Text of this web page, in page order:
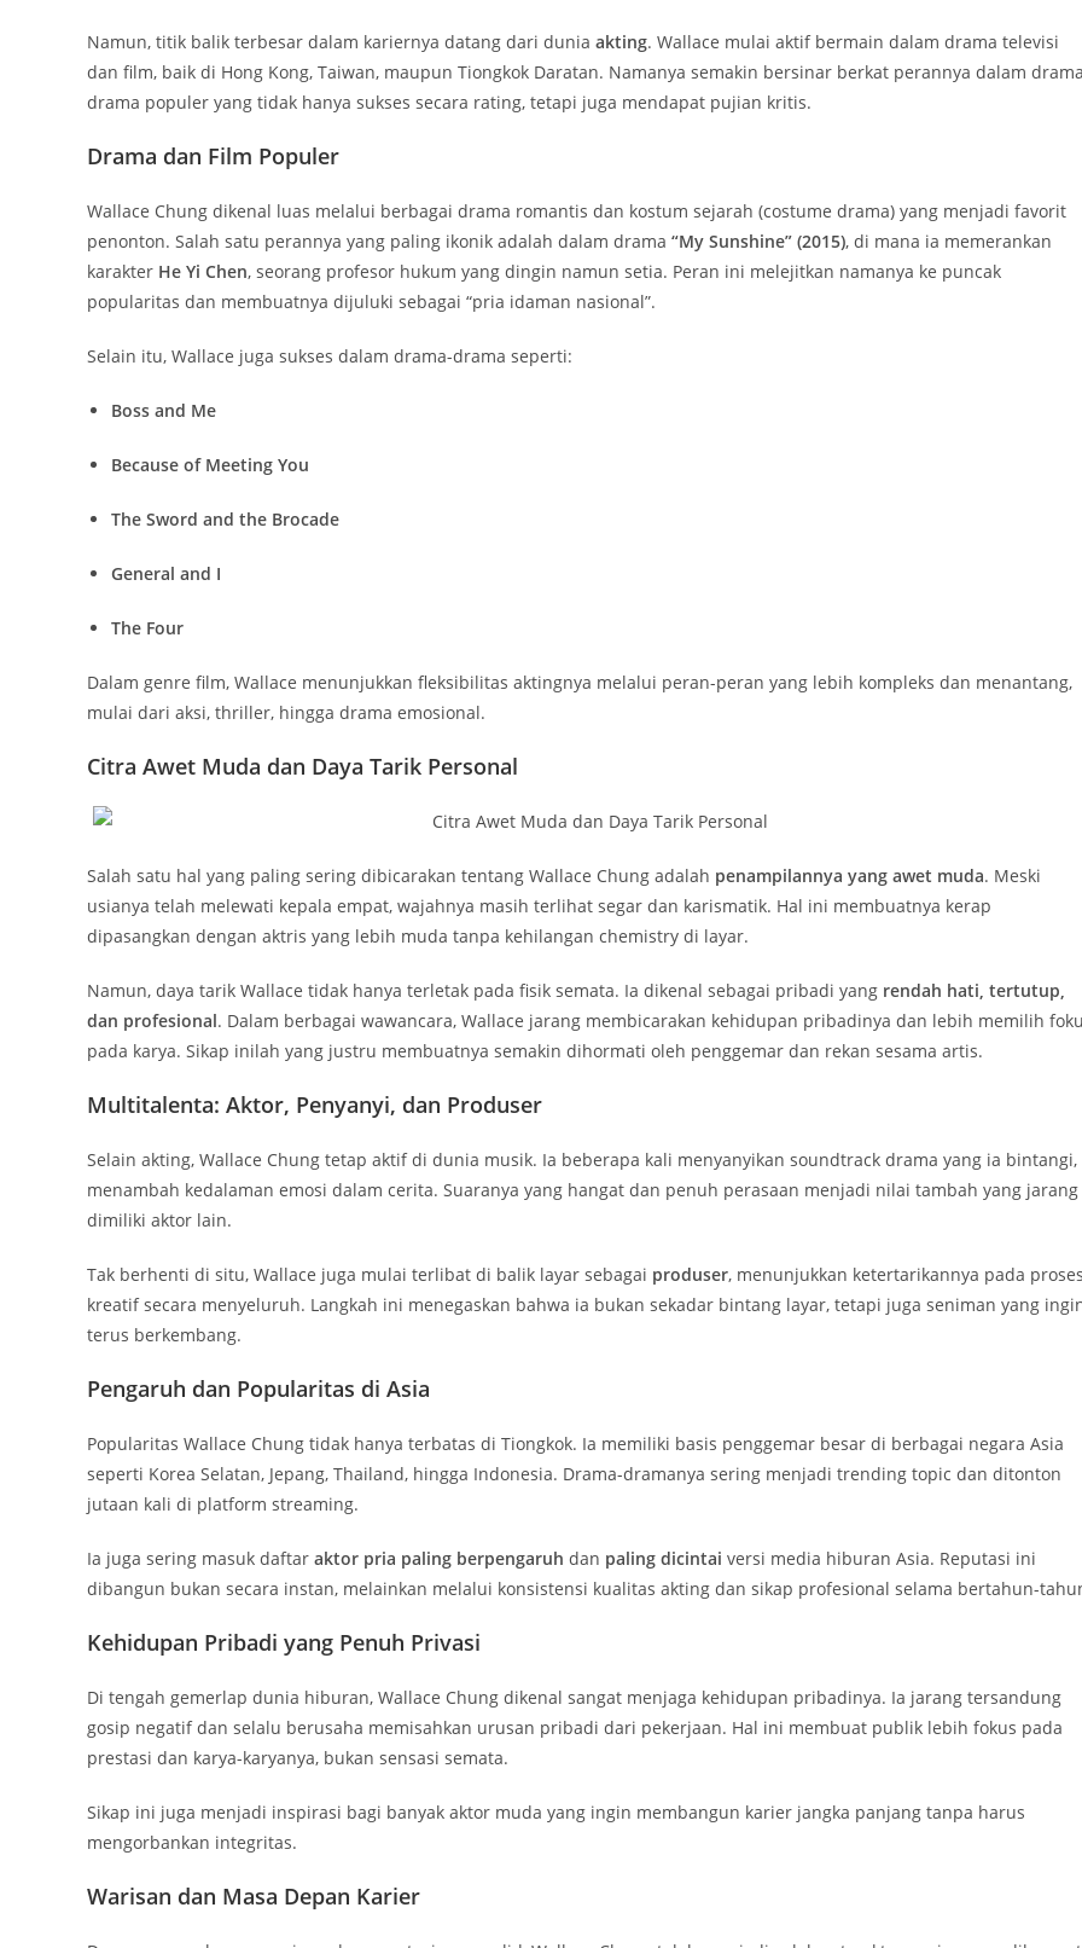
Namun, titik balik terbesar dalam kariernya datang dari dunia akting. Wallace mulai aktif bermain dalam drama televisi
dan film, baik di Hong Kong, Taiwan, maupun Tiongkok Daratan. Namanya semakin bersinar berkat perannya dalam
drama populer yang tidak hanya sukses secara rating, tetapi juga mendapat pujian kritis.
Drama dan Film Populer
Wallace Chung dikenal luas melalui berbagai drama romantis dan kostum sejarah (costume drama) yang menjadi favorit
penonton. Salah satu perannya yang paling ikonik adalah dalam drama “My Sunshine” (2015), di mana ia memerankan
karakter He Yi Chen, seorang profesor hukum yang dingin namun setia. Peran ini melejitkan namanya ke puncak
popularitas dan membuatnya dijuluki sebagai “pria idaman nasional”.
Selain itu, Wallace juga sukses dalam drama-drama seperti:
Boss and Me
Because of Meeting You
The Sword and the Brocade
General and I
The Four
Dalam genre film, Wallace menunjukkan fleksibilitas aktingnya melalui peran-peran yang lebih kompleks dan menantang,
mulai dari aksi, thriller, hingga drama emosional.
Citra Awet Muda dan Daya Tarik Personal
Salah satu hal yang paling sering dibicarakan tentang Wallace Chung adalah penampilannya yang awet muda. Meski
usianya telah melewati kepala empat, wajahnya masih terlihat segar dan karismatik. Hal ini membuatnya kerap
dipasangkan dengan aktris yang lebih muda tanpa kehilangan chemistry di layar.
Namun, daya tarik Wallace tidak hanya terletak pada fisik semata. Ia dikenal sebagai pribadi yang rendah hati, tertutup,
dan profesional. Dalam berbagai wawancara, Wallace jarang membicarakan kehidupan pribadinya dan lebih memilih
pada karya. Sikap inilah yang justru membuatnya semakin dihormati oleh penggemar dan rekan sesama artis.
Multitalenta: Aktor, Penyanyi, dan Produser
Selain akting, Wallace Chung tetap aktif di dunia musik. Ia beberapa kali menyanyikan soundtrack drama yang ia bintangi,
menambah kedalaman emosi dalam cerita. Suaranya yang hangat dan penuh perasaan menjadi nilai tambah yang jarang
dimiliki aktor lain.
Tak berhenti di situ, Wallace juga mulai terlibat di balik layar sebagai produser, menunjukkan ketertarikannya pada
kreatif secara menyeluruh. Langkah ini menegaskan bahwa ia bukan sekadar bintang layar, tetapi juga seniman yang
terus berkembang.
Pengaruh dan Popularitas di Asia
Popularitas Wallace Chung tidak hanya terbatas di Tiongkok. Ia memiliki basis penggemar besar di berbagai negara Asia
seperti Korea Selatan, Jepang, Thailand, hingga Indonesia. Drama-dramanya sering menjadi trending topic dan ditonton
jutaan kali di platform streaming.
Ia juga sering masuk daftar aktor pria paling berpengaruh dan paling dicintai versi media hiburan Asia. Reputasi ini
dibangun bukan secara instan, melainkan melalui konsistensi kualitas akting dan sikap profesional selama bertahun-
Kehidupan Pribadi yang Penuh Privasi
Di tengah gemerlap dunia hiburan, Wallace Chung dikenal sangat menjaga kehidupan pribadinya. Ia jarang tersandung
gosip negatif dan selalu berusaha memisahkan urusan pribadi dari pekerjaan. Hal ini membuat publik lebih fokus pada
prestasi dan karya-karyanya, bukan sensasi semata.
Sikap ini juga menjadi inspirasi bagi banyak aktor muda yang ingin membangun karier jangka panjang tanpa harus
mengorbankan integritas.
Warisan dan Masa Depan Karier